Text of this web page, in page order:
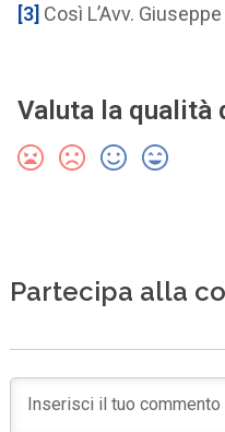
[3] Così L’Avv.
Valuta la qualità
Partecipa alla